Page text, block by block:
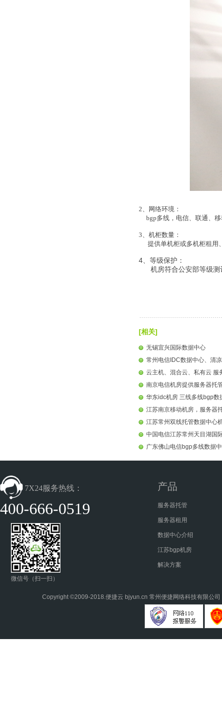
2、网络环境：
bgp多线，电信、联通、移
3、机柜数量：
提供单机柜或多机柜租用
4、等级保护：
机房符合公安部等级测
[相关]
无锡宜兴国际数据中心
常州电信IDC数据中心、清
云主机、混合云、私有云 服
南京电信机房提供服务器托
华东idc机房 三线多线bgp数
江苏南京移动机房，服务器
江苏常州双线托管数据中心
中国电信江苏常州天目湖国
广东佛山电信bgp多线数据
7X24服务热线：
400-666-0519
微信号（扫一扫）
产品
服务器托管
服务器租用
数据中心介绍
江苏bgp机房
解决方案
Copyright ©2009-2018.便捷云 bjyun.cn 常州便捷网络科技有限公